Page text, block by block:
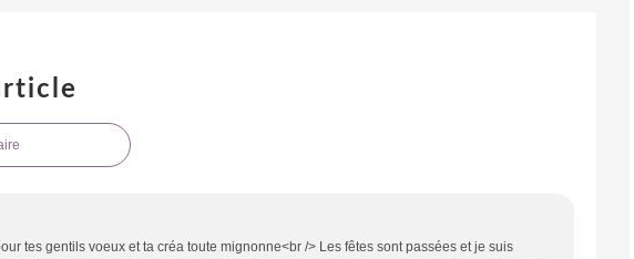
tes gentils voeux et ta créa toute mignonne<br /> Les fêtes sont passées et je suis